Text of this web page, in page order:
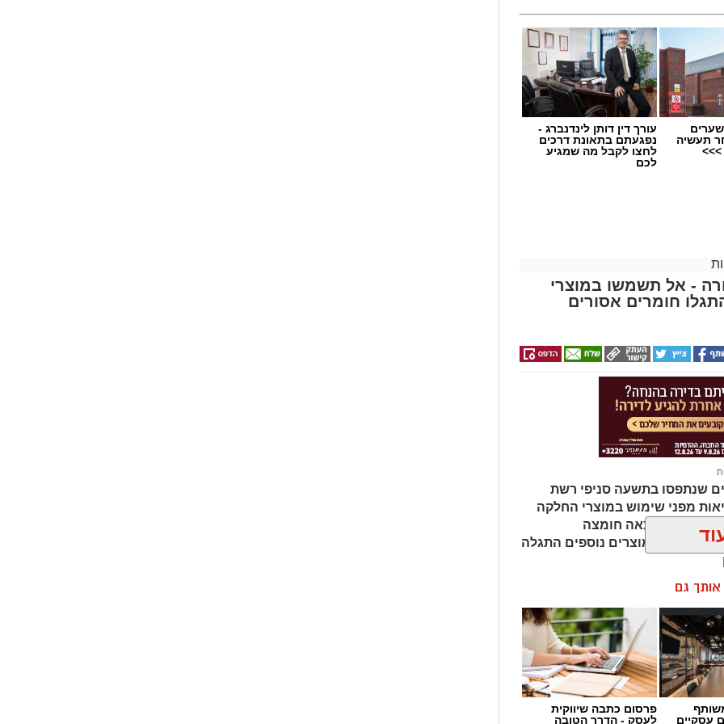
החינוך וההדרכה במוזיאון, לנהל
ליצור אירועי תוכן ופרויקטים ייחודיים
עולם התרבות, החינוך והקהילה.
ואירועי תוכן.
מועמדת בעלי "ראש מלא ברעיונות",
של אחד ממוסדות התרבות
להיכנס לעמוד הדרושים של
מאירוע חדשותי? מצאתם טעות
שערים
תעשיה
>>>
עורך דין דותן לינדנברג -
נפגעתם בתאונת דרכים
לחצו לקבל מה שמגיע
לכם
- אל תשמשו במוצרי
חומרים אסורים
שנתפסו בתשעה סניפי רשת
מפני שימוש במוצרי החלקה
נמצאה חומצה
שיער, ובמוצרים נוספים התגלה
אותך גם
עסקיים
פרסום כתבה שיווקית
לעסק - הדרך הטובה